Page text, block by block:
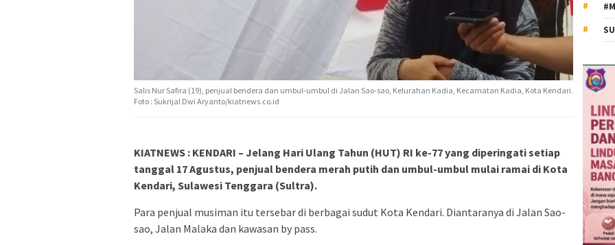
Salis Nur Safira (19), penjual bendera dan umbul-umbul di Jalan Sao-sao, Kelurahan Kadia, Kecamatan Kadia, Kota Kendari.
Foto : Sukrijal Dwi Aryanto/kiatnews.co.id
KIATNEWS : KENDARI – Jelang Hari Ulang Tahun (HUT) RI ke-77 yang diperingati setiap
tanggal 17 Agustus, penjual bendera merah putih dan umbul-umbul mulai ramai di Kota
Kendari, Sulawesi Tenggara (Sultra).
Para penjual musiman itu tersebar di berbagai sudut Kota Kendari. Diantaranya di Jalan Sao-
sao, Jalan Malaka dan kawasan by pass.